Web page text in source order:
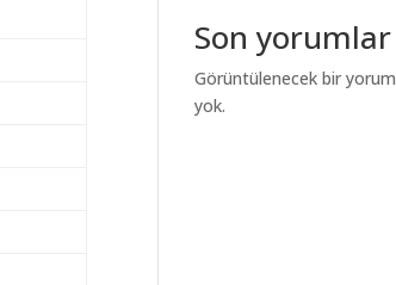
Son yorumlar
Görüntülenecek bir yorum
yok.